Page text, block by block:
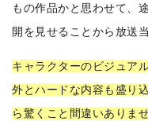
もの作品かと思わせて、
開を見せることから放送
キャラクターのビジュア
外とハードな内容も盛り
ら驚くこと間違いありま